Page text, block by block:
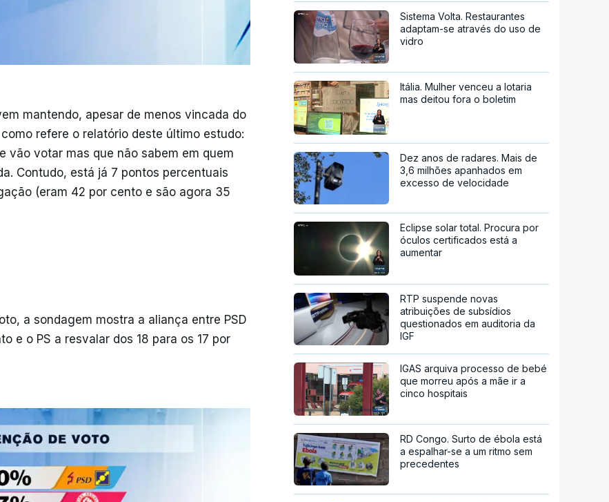
mantendo, apesar de menos vincada do
refere o relatório deste último estudo:
vão votar mas que não sabem em quem
Contudo, está já 7 pontos percentuais
(eram 42 por cento e são agora 35
a sondagem mostra a aliança entre PSD
e o PS a resvalar dos 18 para os 17 por
Sistema Volta. Restaurantes
adaptam-se através do uso de
vidro
Itália. Mulher venceu a lotaria
mas deitou fora o boletim
Dez anos de radares. Mais de
3,6 milhões apanhados em
excesso de velocidade
Eclipse solar total. Procura por
óculos certificados está a
aumentar
RTP suspende novas
atribuições de subsídios
questionados em auditoria da
IGF
IGAS arquiva processo de bebé
que morreu após a mãe ir a
cinco hospitais
RD Congo. Surto de ébola está
a espalhar-se a um ritmo sem
precedentes